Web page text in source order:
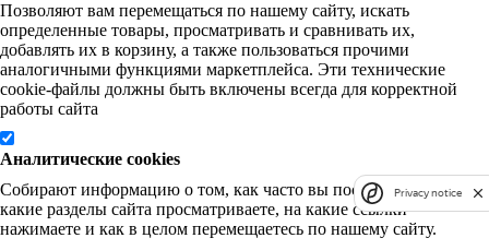
Позволяют вам перемещаться по нашему сайту, искать
определенные товары, просматривать и сравнивать их,
добавлять их в корзину, а также пользоваться прочими
аналогичными функциями маркетплейса. Эти технические
cookie-файлы должны быть включены всегда для корректной
работы сайта
Аналитические cookies
Собирают информацию о том, как часто вы посещаете наш сайт,
какие разделы сайта просматриваете, на какие ссылки
нажимаете и как в целом перемещаетесь по нашему сайту.
Privacy notice